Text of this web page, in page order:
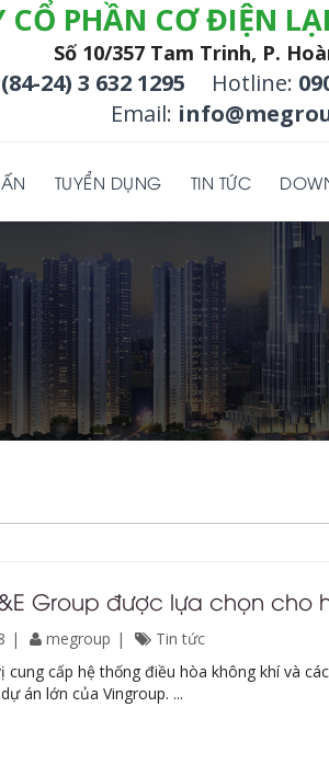
CỔ PHẦN CƠ ĐIỆN
Số 10/357 Tam Trinh, P.
24) 3 632 1295 Hotline:
Email:
TUYỂN DỤNG TIN TỨC
Group được lựa chọn cho
megroup
Tin tức
cung cấp hệ thống điều hòa không khí và
án lớn của Vingroup. ...